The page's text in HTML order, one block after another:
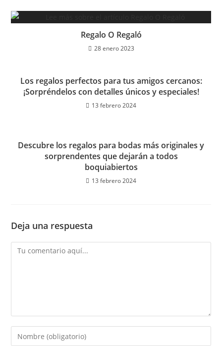
Regalo O Regaló
28 enero 2023
Los regalos perfectos para tus amigos cercanos:
¡Sorpréndelos con detalles únicos y especiales!
13 febrero 2024
Descubre los regalos para bodas más originales y
sorprendentes que dejarán a todos
boquiabiertos
13 febrero 2024
Deja una respuesta